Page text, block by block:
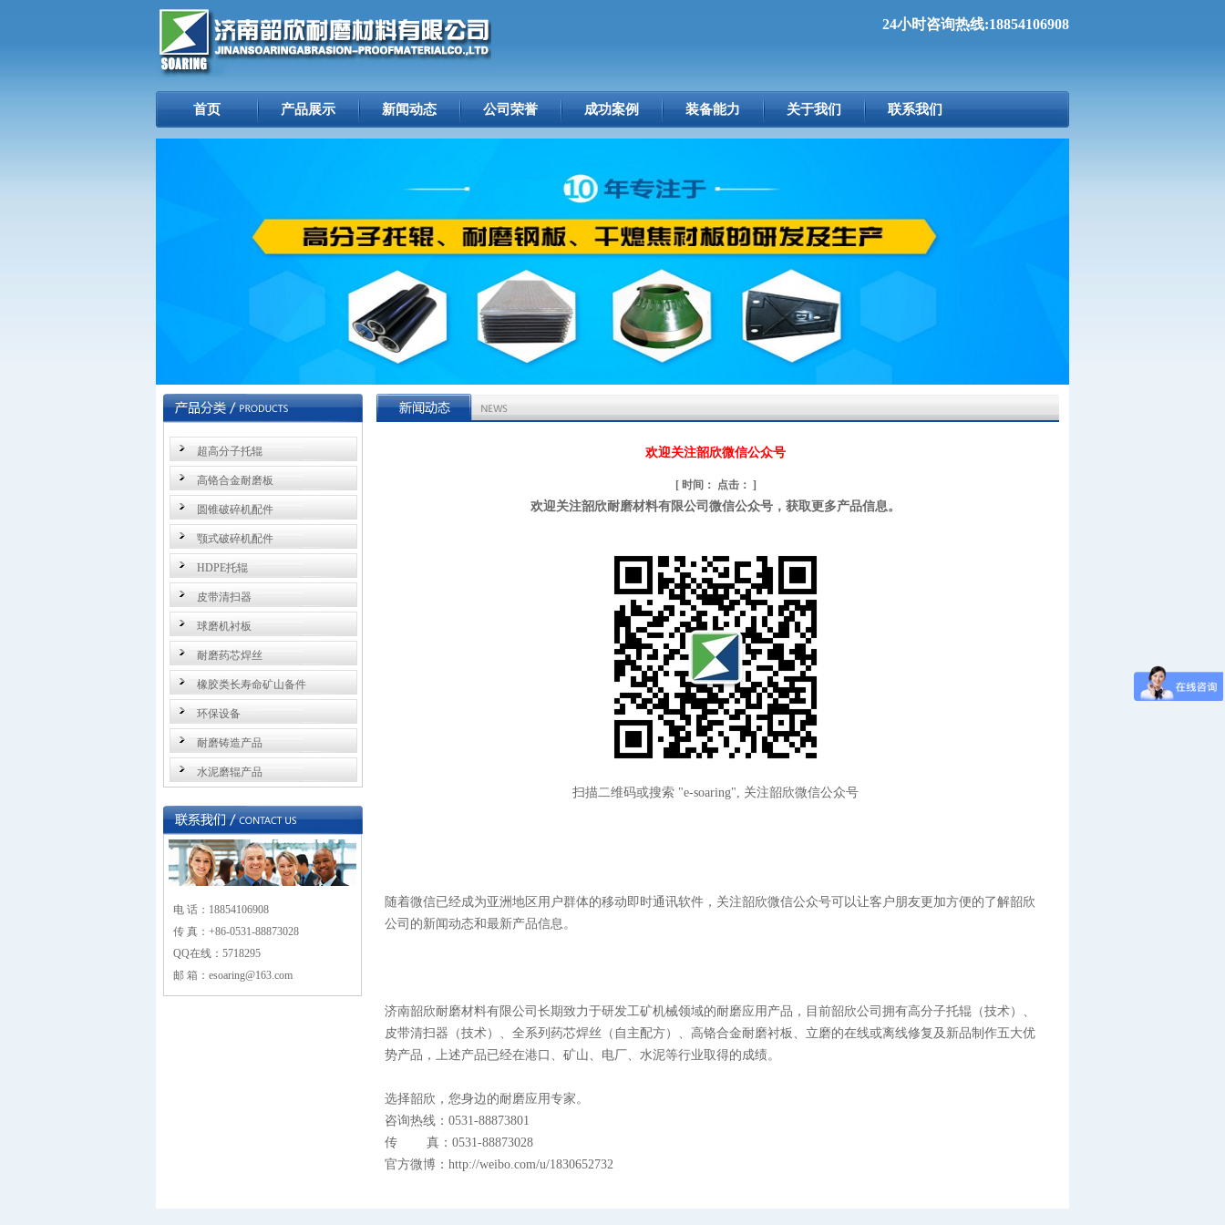
24小时咨询热线:18854106908
首页 产品展示 新闻动态 公司荣誉 成功案例 装备能力 关于我们 联系我们
超高分子托辊
高铬合金耐磨板
圆锥破碎机配件
颚式破碎机配件
HDPE托辊
皮带清扫器
球磨机衬板
耐磨药芯焊丝
橡胶类长寿命矿山备件
环保设备
耐磨铸造产品
水泥磨辊产品
电 话：18854106908
传 真：+86-0531-88873028
QQ在线：5718295
邮 箱：esoaring@163.com
欢迎关注韶欣微信公众号
[ 时间： 点击： ]
欢迎关注韶欣耐磨材料有限公司微信公众号，获取更多产品信息。
扫描二维码或搜索 "e-soaring", 关注韶欣微信公众号
随着微信已经成为亚洲地区用户群体的移动即时通讯软件，关注韶欣微信公众号可以让客户朋友更加方便的了解韶欣
公司的新闻动态和最新产品信息。
济南韶欣耐磨材料有限公司长期致力于研发工矿机械领域的耐磨应用产品，目前韶欣公司拥有高分子托辊（技术）、
皮带清扫器（技术）、全系列药芯焊丝（自主配方）、高铬合金耐磨衬板、立磨的在线或离线修复及新品制作五大优
势产品，上述产品已经在港口、矿山、电厂、水泥等行业取得的成绩。
选择韶欣，您身边的耐磨应用专家。
咨询热线：0531-88873801
传 真：0531-88873028
官方微博： http://weibo.com/u/1830652732